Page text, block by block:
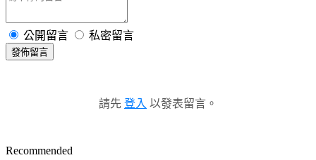
公開留言 私密留言
發佈留言
請先 登入 以發表留言。
Recommended